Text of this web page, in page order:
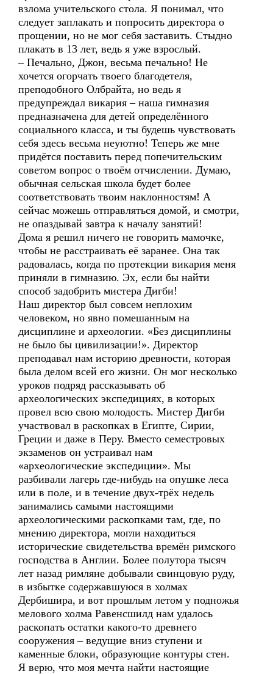
взлома учительского стола. Я понимал, что
следует заплакать и попросить директора о
прощении, но не мог себя заставить. Стыдно
плакать в 13 лет, ведь я уже взрослый.
– Печально, Джон, весьма печально! Не
хочется огорчать твоего благодетеля,
преподобного Олбрайта, но ведь я
предупреждал викария – наша гимназия
предназначена для детей определённого
социального класса, и ты будешь чувствовать
себя здесь весьма неуютно! Теперь же мне
придётся поставить перед попечительским
советом вопрос о твоём отчислении. Думаю,
обычная сельская школа будет более
соответствовать твоим наклонностям! А
сейчас можешь отправляться домой, и смотри,
не опаздывай завтра к началу занятий!
Дома я решил ничего не говорить мамочке,
чтобы не расстраивать её заранее. Она так
радовалась, когда по протекции викария меня
приняли в гимназию. Эх, если бы найти
способ задобрить мистера Дигби!
Наш директор был совсем неплохим
человеком, но явно помешанным на
дисциплине и археологии. «Без дисциплины
не было бы цивилизации!». Директор
преподавал нам историю древности, которая
была делом всей его жизни. Он мог несколько
уроков подряд рассказывать об
археологических экспедициях, в которых
провел всю свою молодость. Мистер Дигби
участвовал в раскопках в Египте, Сирии,
Греции и даже в Перу. Вместо семестровых
экзаменов он устраивал нам
«археологические экспедиции». Мы
разбивали лагерь где-нибудь на опушке леса
или в поле, и в течение двух-трёх недель
занимались самыми настоящими
археологическими раскопками там, где, по
мнению директора, могли находиться
исторические свидетельства времён римского
господства в Англии. Более полутора тысяч
лет назад римляне добывали свинцовую руду,
в избытке содержавшуюся в холмах
Дербишира, и вот прошлым летом у подножья
мелового холма Равенсшилд нам удалось
раскопать остатки какого-то древнего
сооружения – ведущие вниз ступени и
каменные блоки, образующие контуры стен.
Я верю, что моя мечта найти настоящие